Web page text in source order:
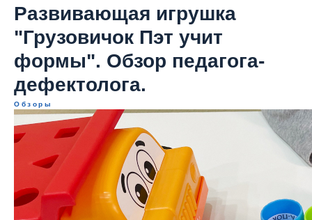
Развивающая игрушка
"Грузовичок Пэт учит
формы". Обзор педагога-
дефектолога.
Обзоры